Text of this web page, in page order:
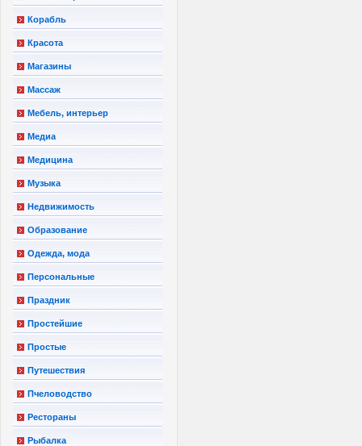
Корабль
Красота
Магазины
Массаж
Мебель, интерьер
Медиа
Медицина
Музыка
Недвижимость
Образование
Одежда, мода
Персональные
Праздник
Простейшие
Простые
Путешествия
Пчеловодство
Рестораны
Рыбалка